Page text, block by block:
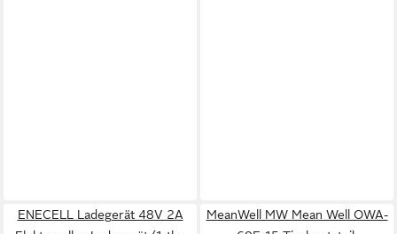
ENECELL Ladegerät 48V 2A
MeanWell MW Mean Well OWA-